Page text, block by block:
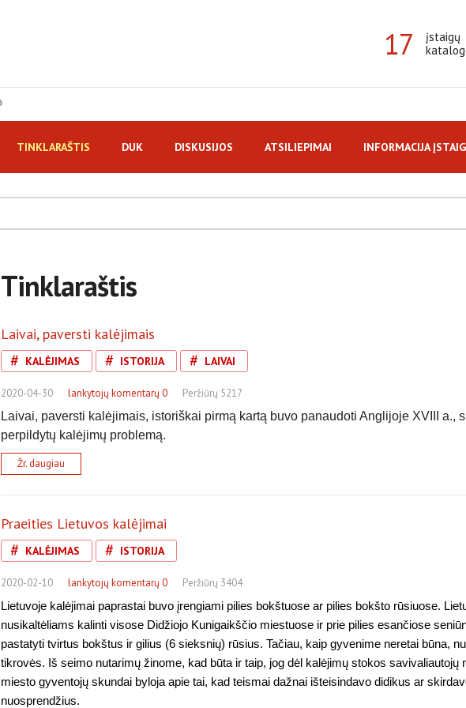
17
įstaigų
TINKLARAŠTIS DUK DISKUSIJOS ATSILIEPIMAI INFORMACIJA
Tinklaraštis
Laivai, paversti kalėjimais
KALĖJIMAS ISTORIJA LAIVAI
2020-04-30 lankytojų komentarų 0
Peržiūrų 5217
Laivai, paversti kalėjimais, istoriškai pirmą kartą buvo panaudoti Anglijoje XVIII a.,
perpildytų kalėjimų problemą.
Žr. daugiau
Praeities Lietuvos kalėjimai
KALĖJIMAS ISTORIJA
2020-02-10 lankytojų komentarų 0
Peržiūrų 3404
Lietuvoje kalėjimai paprastai buvo įrengiami pilies bokštuose ar pilies bokšto rūsiuose.
nusikaltėliams kalinti visose Didžiojo Kunigaikščio miestuose ir prie pilies esančiose
pastatyti tvirtus bokštus ir gilius (6 sieksnių) rūsius. Tačiau, kaip gyvenime neretai būna,
tikrovės. Iš seimo nutarimų žinome, kad būta ir taip, jog dėl kalėjimų stokos savivaliautojų
miesto gyventojų skundai byloja apie tai, kad teismai dažnai išteisindavo didikus ar
nuosprendžius.